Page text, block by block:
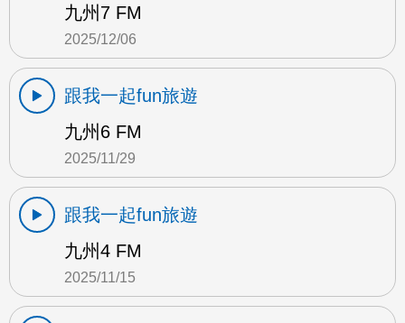
九州7 FM
2025/12/06
跟我一起fun旅遊
九州6 FM
2025/11/29
跟我一起fun旅遊
九州4 FM
2025/11/15